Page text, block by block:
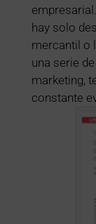
hay solo
mercantil o
una serie
marketing,
constante